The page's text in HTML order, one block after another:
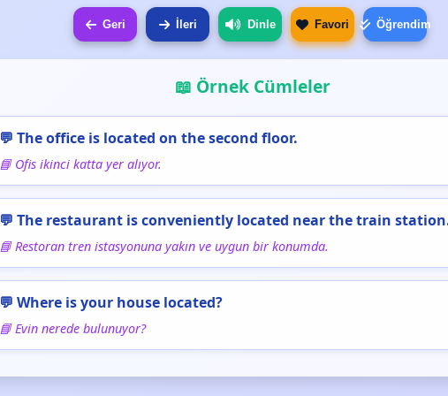
Geri İleri Dinle Favori Öğrendim
📖 Örnek Cümleler
💬 The office is located on the second floor.
📘 Ofis ikinci katta yer alıyor.
💬 The restaurant is conveniently located near the train
📘 Restoran tren istasyonuna yakın ve uygun bir konumda.
💬 Where is your house located?
📘 Evin nerede bulunuyor?